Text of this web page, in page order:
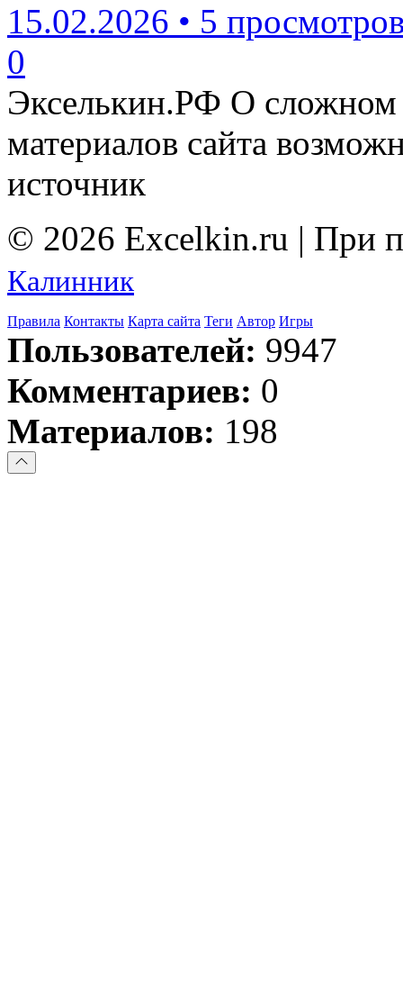
15.02.2026 • 5
0
Экселькин.РФ О сложном
материалов сайта
источник
© 2026 Excelkin.ru | При
Калинник
Правила Контакты Карта сайта Теги Автор Игры
Пользователей: 9947
Комментариев: 0
Материалов: 198